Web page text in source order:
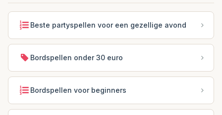
Beste partyspellen voor een gezellige avond
Bordspellen onder 30 euro
Bordspellen voor beginners